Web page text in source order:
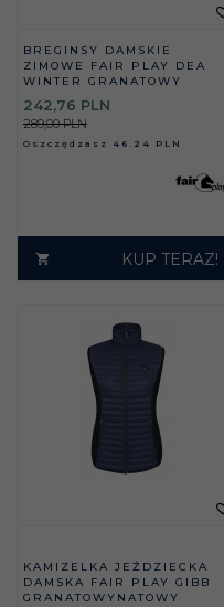
BREGINSY DAMSKIE
ZIMOWE FAIR PLAY DEA
WINTER GRANATOWY
242,76 PLN
289,00 PLN
Oszczędzasz 46.24 PLN
KUP TERAZ!
KAMIZELKA JEŹDZIECKA
DAMSKA FAIR PLAY GIBB
GRANATOWYNATOWY